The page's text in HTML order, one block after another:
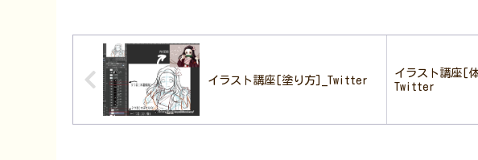
イラスト講座[塗り方]_Twitter
イラスト講座[
Twitter